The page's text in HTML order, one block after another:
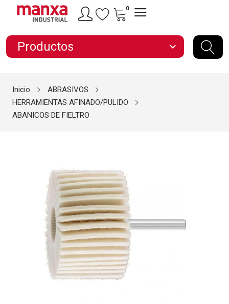
0
Productos expand_more
Inicio
ABRASIVOS
HERRAMIENTAS AFINADO/PULIDO
ABANICOS DE FIELTRO